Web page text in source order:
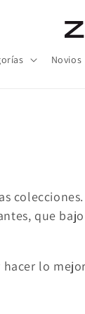
Novios
que
lo